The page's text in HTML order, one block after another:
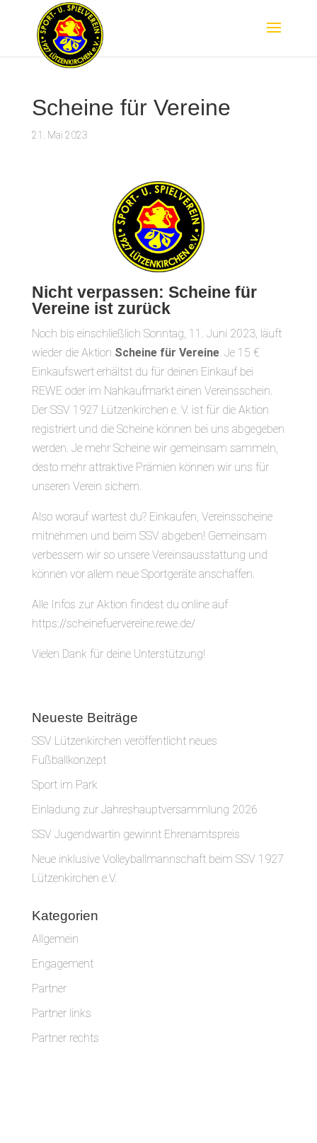
Scheine für Vereine
21. Mai 2023
Nicht verpassen: Scheine für
Vereine ist zurück
Noch bis einschließlich Sonntag, 11. Juni 2023, läuft
wieder die Aktion Scheine für Vereine. Je 15 €
Einkaufswert erhältst du für deinen Einkauf bei
REWE oder im Nahkaufmarkt einen Vereinsschein.
Der SSV 1927 Lützenkirchen e. V. ist für die Aktion
registriert und die Scheine können bei uns abgegeben
werden. Je mehr Scheine wir gemeinsam sammeln,
desto mehr attraktive Prämien können wir uns für
unseren Verein sichern.
Also worauf wartest du? Einkaufen, Vereinsscheine
mitnehmen und beim SSV abgeben! Gemeinsam
verbessern wir so unsere Vereinsausstattung und
können vor allem neue Sportgeräte anschaffen.
Alle Infos zur Aktion findest du online auf
https://scheinefuervereine.rewe.de/
Vielen Dank für deine Unterstützung!
Neueste Beiträge
SSV Lützenkirchen veröffentlicht neues
Fußballkonzept
Sport im Park
Einladung zur Jahreshauptversammlung 2026
SSV Jugendwartin gewinnt Ehrenamtspreis
Neue inklusive Volleyballmannschaft beim SSV 1927
Lützenkirchen e.V.
Kategorien
Allgemein
Engagement
Partner
Partner links
Partner rechts